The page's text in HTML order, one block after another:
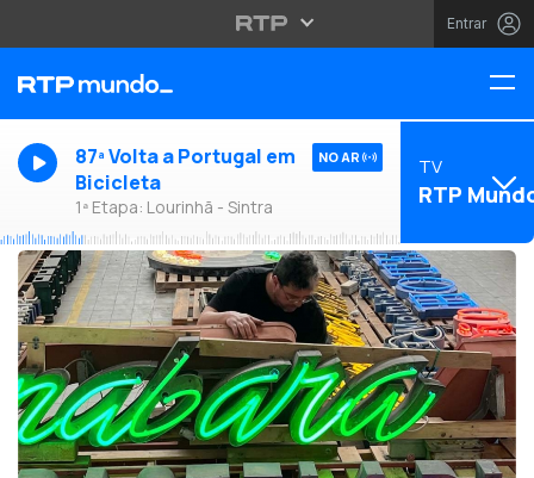
Entrar
87ª Volta a Portugal em
Bicicleta
1ª Etapa: Lourinhã - Sintra
NO AR TV
RTP